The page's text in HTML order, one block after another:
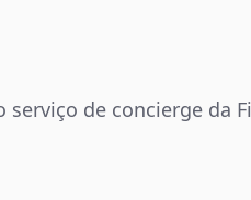
serviço de concierge da